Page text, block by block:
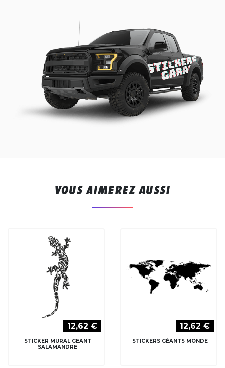
VOUS AIMEREZ AUSSI
12,62 €
STICKER MURAL GEANT
SALAMANDRE
12,62 €
STICKERS GÉANTS MONDE